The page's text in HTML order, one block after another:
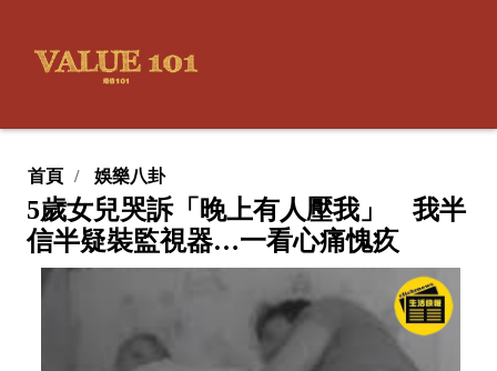
首頁 娛樂八卦
5歲女兒哭訴「晚上有人壓我」 我半
信半疑裝監視器…一看心痛愧疚